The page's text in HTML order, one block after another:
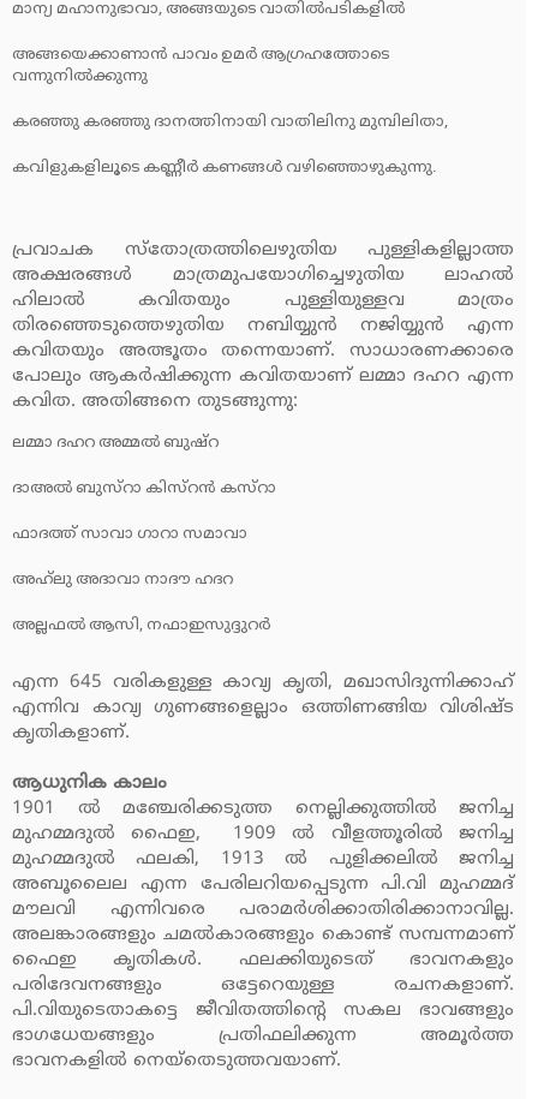
മാന്യ മഹാനുഭാവാ, അങ്ങയുടെ വാതില്‍പടികളില്‍
അങ്ങയെക്കാണാന്‍ പാവം ഉമര്‍ ആഗ്രഹത്തോടെ
വന്നുനില്‍ക്കുന്നു
കരഞ്ഞു കരഞ്ഞു ദാനത്തിനായി വാതിലിനു മുമ്പിലിതാ,
കവിളുകളിലൂടെ കണ്ണീര്‍ കണങ്ങള്‍ വഴിഞ്ഞൊഴുകുന്നു.
പ്രവാചക സ്‌തോത്രത്തിലെഴുതിയ പുള്ളികളില്ലാത്ത
അക്ഷരങ്ങള്‍ മാത്രമുപയോഗിച്ചെഴുതിയ ലാഹല്‍
ഹിലാല്‍ കവിതയും പുള്ളിയുള്ളവ മാത്രം
തിരഞ്ഞെടുത്തെഴുതിയ നബിയ്യുന്‍ നജിയ്യുന്‍ എന്ന
കവിതയും അത്ഭൂതം തന്നെയാണ്. സാധാരണക്കാരെ
പോലും ആകര്‍ഷിക്കുന്ന കവിതയാണ് ലമ്മാ ദഹറ എന്ന
കവിത. അതിങ്ങനെ തുടങ്ങുന്നു:
ലമ്മാ ദഹറ അമ്മല്‍ ബുഷ്‌റ
ദാഅല്‍ ബുസ്‌റാ കിസ്‌റന്‍ കസ്‌റാ
ഫാദത്ത് സാവാ ഗാറാ സമാവാ
അഹ്‌ലു അദാവാ നാദൗ ഹദറ
അല്ലഫല്‍ ആസി, നഫാഇസുദ്ദുറര്‍
എന്ന 645 വരികളുള്ള കാവ്യ കൃതി, മഖാസിദുന്നിക്കാഹ്
എന്നിവ കാവ്യ ഗുണങ്ങളെല്ലാം ഒത്തിണങ്ങിയ വിശിഷ്ട
കൃതികളാണ്.
ആധുനിക കാലം
1901 ല്‍ മഞ്ചേരിക്കടുത്ത നെല്ലിക്കുത്തില്‍ ജനിച്ച
മുഹമ്മദുല്‍ ഫൈഇ, 1909 ല്‍ വീളത്തൂരില്‍ ജനിച്ച
മുഹമ്മദുല്‍ ഫലകി, 1913 ല്‍ പുളിക്കലില്‍ ജനിച്ച
അബൂലൈല എന്ന പേരിലറിയപ്പെടുന്ന പി.വി മുഹമ്മദ്
മൗലവി എന്നിവരെ പരാമര്‍ശിക്കാതിരിക്കാനാവില്ല.
അലങ്കാരങ്ങളും ചമല്‍കാരങ്ങളും കൊണ്ട് സമ്പന്നമാണ്
ഫൈഇ കൃതികള്‍. ഫലക്കിയുടെത് ഭാവനകളും
പരിദേവനങ്ങളും ഒട്ടേറെയുള്ള രചനകളാണ്.
പി.വിയുടെതാകട്ടെ ജീവിതത്തിന്റെ സകല ഭാവങ്ങളും
ഭാഗധേയങ്ങളും പ്രതിഫലിക്കുന്ന അമൂര്‍ത്ത
ഭാവനകളില്‍ നെയ്‌തെടുത്തവയാണ്.